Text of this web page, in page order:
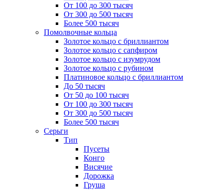
От 100 до 300 тысяч
От 300 до 500 тысяч
Более 500 тысяч
Помолвочные кольца
Золотое кольцо с бриллиантом
Золотое кольцо с сапфиром
Золотое кольцо с изумрудом
Золотое кольцо с рубином
Платиновое кольцо с бриллиантом
До 50 тысяч
От 50 до 100 тысяч
От 100 до 300 тысяч
От 300 до 500 тысяч
Более 500 тысяч
Серьги
Тип
Пусеты
Конго
Висячие
Дорожка
Груша